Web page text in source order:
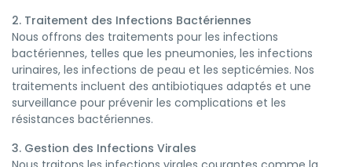
2. Traitement des Infections Bactériennes
Nous offrons des traitements pour les infections
bactériennes, telles que les pneumonies, les infections
urinaires, les infections de peau et les septicémies. Nos
traitements incluent des antibiotiques adaptés et une
surveillance pour prévenir les complications et les
résistances bactériennes.
3. Gestion des Infections Virales